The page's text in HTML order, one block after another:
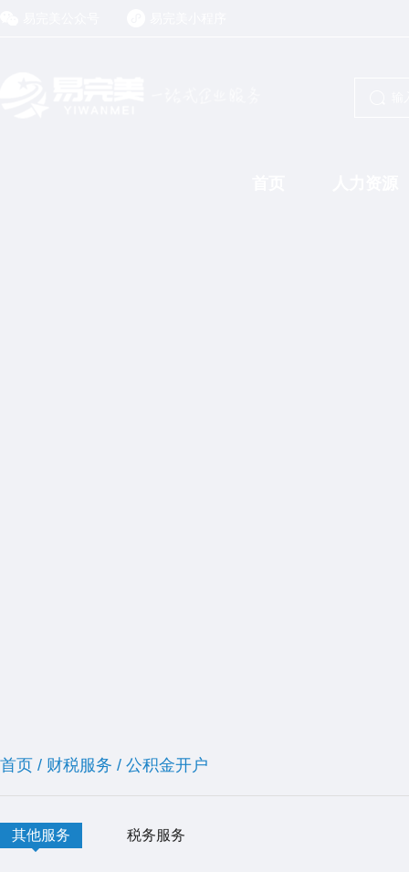
首页 / 财税服务 / 公积金开户
其他服务 税务服务